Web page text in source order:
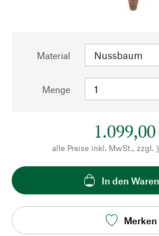
Material
Menge
alle Preise inkl. MwSt., zzgl.
In den
Merken